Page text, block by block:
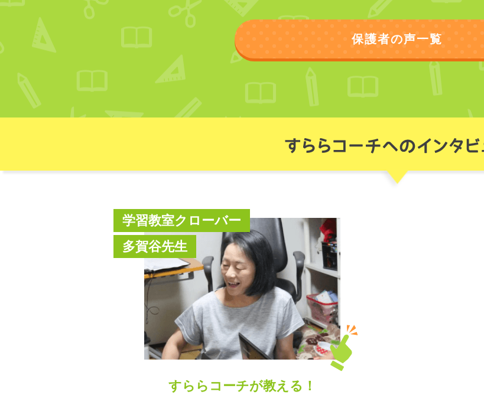
保護者の声一覧
学習教室クローバー
多賀谷先生
すららコーチが教える！